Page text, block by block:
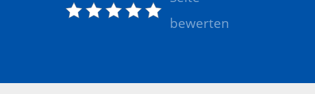
bewerten